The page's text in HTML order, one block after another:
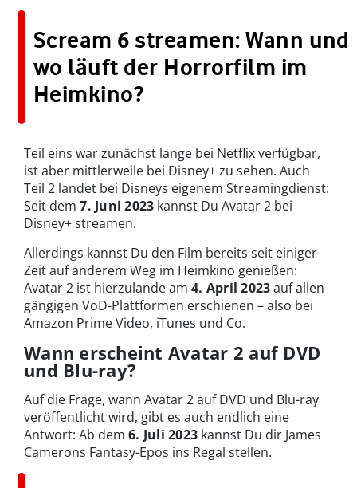
Scream 6 streamen: Wann und
wo läuft der Horrorfilm im
Heimkino?
Teil eins war zunächst lange bei Netflix verfügbar,
ist aber mittlerweile bei Disney+ zu sehen. Auch
Teil 2 landet bei Disneys eigenem Streamingdienst:
Seit dem 7. Juni 2023 kannst Du Avatar 2 bei
Disney+ streamen.
Allerdings kannst Du den Film bereits seit einiger
Zeit auf anderem Weg im Heimkino genießen:
Avatar 2 ist hierzulande am 4. April 2023auf allen
gängigen VoD-Plattformen erschienen – also bei
Amazon Prime Video, iTunes und Co.
Wann erscheint Avatar 2 auf DVD
und Blu-ray?
Auf die Frage, wann Avatar 2 auf DVD und Blu-ray
veröffentlicht wird, gibt es auch endlich eine
Antwort: Ab dem 6. Juli 2023 kannst Du dir James
Camerons Fantasy-Epos ins Regal stellen.